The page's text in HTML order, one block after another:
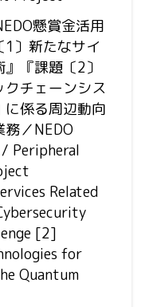
懸賞金活用
〕新たなサイ
『課題〔2〕
チェーンシス
係る周辺動向
／NEDO
Peripheral
Related
[2]
for
Quantum